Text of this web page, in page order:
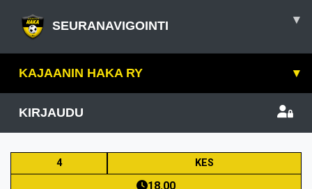
SEURANAVIGOINTI ▾
KAJAANIN HAKA RY ▾
KIRJAUDU
4 KES
18.00